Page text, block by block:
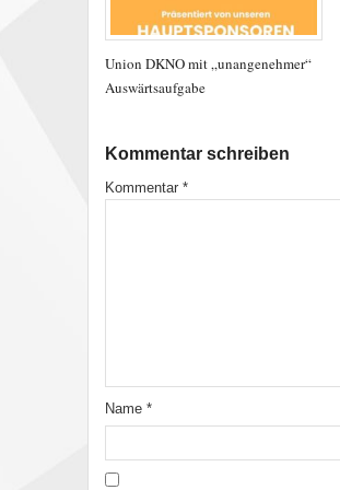
Union DKNO mit „unangenehmer“
Auswärtsaufgabe
Kommentar schreiben
Kommentar *
Name *